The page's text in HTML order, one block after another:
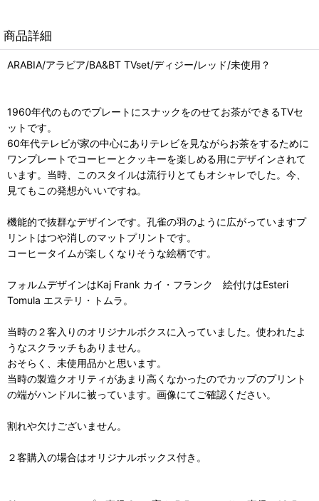
商品詳細
ARABIA/アラビア/BA&BT TVset/ディジー/レッド/未使用？
1960年代のものでプレートにスナックをのせてお茶ができるTVセ
ットです。
60年代テレビが家の中心にありテレビを見ながらお茶をするために
ワンプレートでコーヒーとクッキーを楽しめる用にデザインされて
います。当時、このスタイルは流行りとてもオシャレでした。今、
見てもこの発想がいいですね。
機能的で抜群なデザインです。孔雀の羽のように広がっていますプ
リントはつや消しのマットプリントです。
コーヒータイムが楽しくなりそうな絵柄です。
フォルムデザインはKaj Frank カイ・フランク 絵付けはEsteri
Tomula エステリ・トムラ。
当時の２客入りのオリジナルボクスに入っていました。使われたよ
うなスクラッチもありません。
おそらく、未使用品かと思います。
当時の製造クオリティがあまり高くなかったのでカップのプリント
の端がハンドルに被っています。画像にてご確認ください。
割れや欠けございません。
２客購入の場合はオリジナルボックス付き。